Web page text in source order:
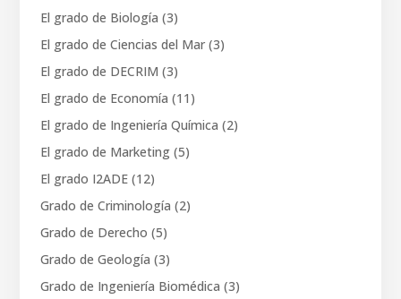
El grado de Biología (3)
El grado de Ciencias del Mar(3)
El grado de DECRIM (3)
El grado de Economía (11)
El grado de Ingeniería Química (2)
El grado de Marketing(5)
El grado I2ADE(12)
Grado de Criminología (2)
Grado de Derecho (5)
Grado de Geología (3)
Grado de Ingeniería Biomédica (3)